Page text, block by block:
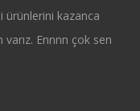
ürünlerini kazanca
Ennnn çok sen